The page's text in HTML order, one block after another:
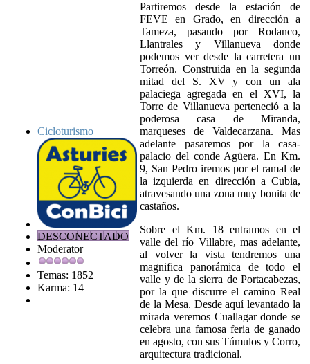
Cicloturismo
DESCONECTADO
Moderator
Temas: 1852
Karma: 14
Partiremos desde la estación de
FEVE en Grado, en dirección a
Tameza, pasando por Rodanco,
Llantrales y Villanueva donde
podemos ver desde la carretera un
Torreón. Construida en la segunda
mitad del S. XV y con un ala
palaciega agregada en el XVI, la
Torre de Villanueva perteneció a la
poderosa casa de Miranda,
marqueses de Valdecarzana. Mas
adelante pasaremos por la casa-
palacio del conde Agüera. En Km.
9, San Pedro iremos por el ramal de
la izquierda en dirección a Cubia,
atravesando una zona muy bonita de
castaños.
Sobre el Km. 18 entramos en el
valle del río Villabre, mas adelante,
al volver la vista tendremos una
magnifica panorámica de todo el
valle y de la sierra de Portacabezas,
por la que discurre el camino Real
de la Mesa. Desde aquí levantado la
mirada veremos Cuallagar donde se
celebra una famosa feria de ganado
en agosto, con sus Túmulos y Corro,
arquitectura tradicional.